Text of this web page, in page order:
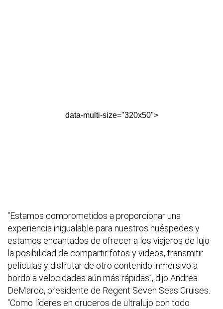
data-multi-size="320x50">
“Estamos comprometidos a proporcionar una
experiencia inigualable para nuestros huéspedes y
estamos encantados de ofrecer a los viajeros de lujo
la posibilidad de compartir fotos y videos, transmitir
películas y disfrutar de otro contenido inmersivo a
bordo a velocidades aún más rápidas”, dijo Andrea
DeMarco, presidente de Regent Seven Seas Cruises.
“Como líderes en cruceros de ultralujo con todo